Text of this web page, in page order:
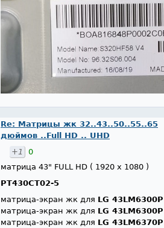
Re: Матрицы жк 32..43..50..55..65
дюймов ..Full HD .. UHD
+1
0
матрица 43" FULL HD ( 1920 x 1080 )
PT430CT02-5
матрица-экран жк для LG
матрица-экран жк для LG
матрица-экран жк для LG